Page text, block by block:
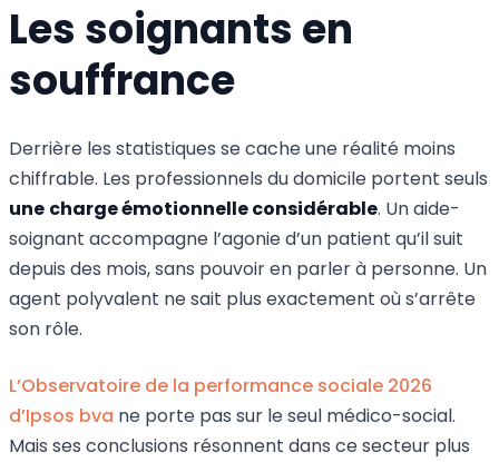
Les soignants en
souffrance
Derrière les statistiques se cache une réalité moins
chiffrable. Les professionnels du domicile portent seuls
une charge émotionnelle considérable. Un aide-
soignant accompagne l’agonie d’un patient qu’il suit
depuis des mois, sans pouvoir en parler à personne. Un
agent polyvalent ne sait plus exactement où s’arrête
son rôle.
L’Observatoire de la performance sociale 2026
d’Ipsos bva ne porte pas sur le seul médico-social.
Mais ses conclusions résonnent dans ce secteur plus